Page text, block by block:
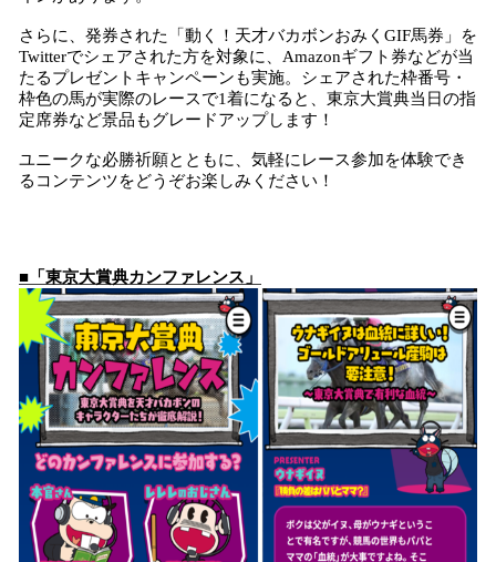
さらに、発券された「動く！天才バカボンおみくGIF馬券」を
Twitterでシェアされた方を対象に、Amazonギフト券などが当
たるプレゼントキャンペーンも実施。シェアされた枠番号・
枠色の馬が実際のレースで1着になると、東京大賞典当日の指
定席券など景品もグレードアップします！
ユニークな必勝祈願とともに、気軽にレース参加を体験でき
るコンテンツをどうぞお楽しみください！
■「東京大賞典カンファレンス」